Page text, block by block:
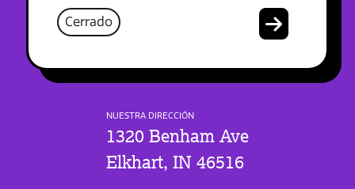
Cerrado
NUESTRA DIRECCIÓN
1320 Benham Ave
Elkhart, IN 46516